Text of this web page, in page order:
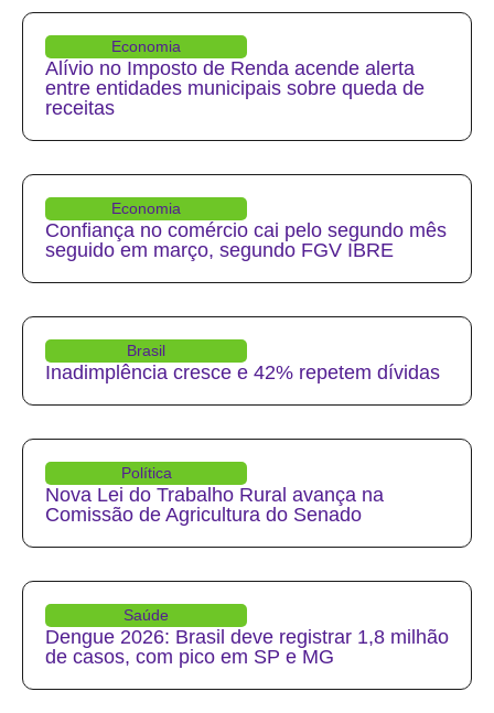
Economia
Alívio no Imposto de Renda acende alerta
entre entidades municipais sobre queda de
receitas
Economia
Confiança no comércio cai pelo segundo mês
seguido em março, segundo FGV IBRE
Brasil
Inadimplência cresce e 42% repetem dívidas
Política
Nova Lei do Trabalho Rural avança na
Comissão de Agricultura do Senado
Saúde
Dengue 2026: Brasil deve registrar 1,8 milhão
de casos, com pico em SP e MG